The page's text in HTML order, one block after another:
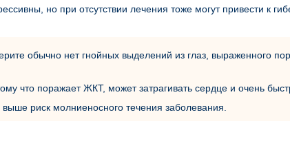
но при отсутствии лечения тоже могут привести к
обычно нет гнойных выделений из глаз, выраженного
что поражает ЖКТ, может затрагивать сердце и очень
риск молниеносного течения заболевания.